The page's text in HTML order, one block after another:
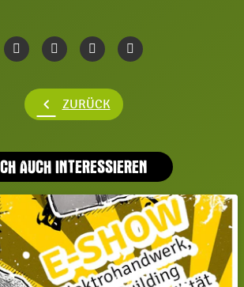
chevron_left ZURÜCK
AUCH INTERESSIEREN